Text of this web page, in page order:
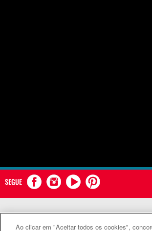
SEGUE
Ao clicar em "Aceitar todos os cookies",